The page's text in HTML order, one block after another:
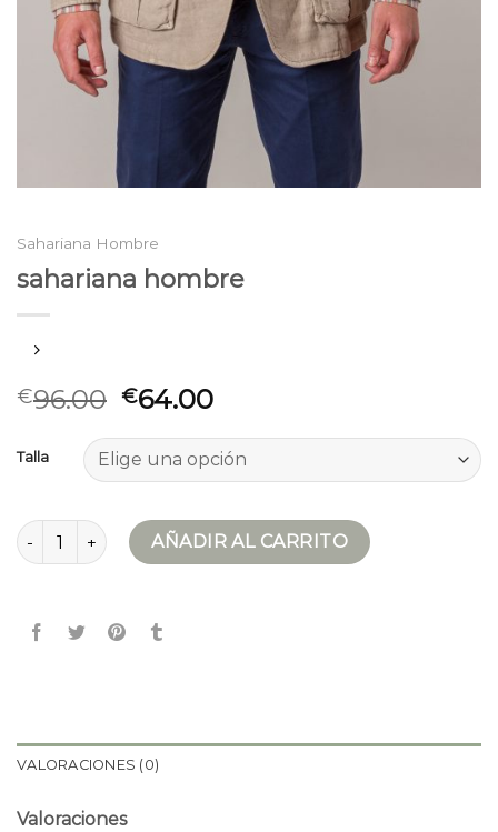
Sahariana Hombre
sahariana hombre
€96.00 €64.00
Talla
sahariana hombre cantidadAÑADIR AL CARRITO
VALORACIONES (0)
Valoraciones